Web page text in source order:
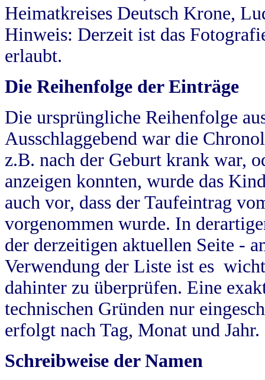
Heimatkreises Deutsch Krone,
Hinweis: Derzeit ist das
erlaubt.
Die Reihenfolge der Einträge
Die ursprüngliche Reihenfolge
Ausschlaggebend war die
z.B. nach der Geburt krank war,
anzeigen konnten, wurde das
auch vor, dass der Taufeintrag
vorgenommen wurde. In
der derzeitigen aktuellen Seite -
Verwendung der Liste ist es
dahinter zu überprüfen. Eine
technischen Gründen nur
erfolgt nach Tag, Monat und Jahr.
Schreibweise der Namen